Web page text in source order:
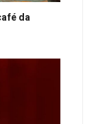
da